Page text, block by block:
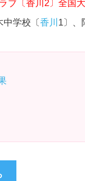
ブ〔香川 2〕 全国
中学校〔香川 1〕、